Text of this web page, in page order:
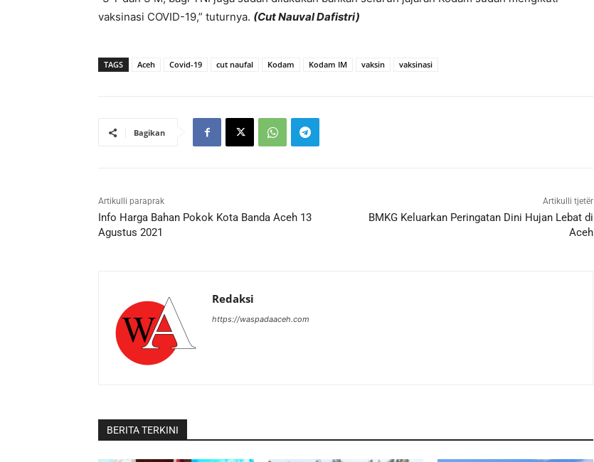
vaksinasi COVID-19,” tuturnya. (Cut Nauval Dafistri)
TAGS Aceh Covid-19 cut naufal Kodam Kodam IM vaksin vaksinasi
Bagikan
Artikulli paraprak
Info Harga Bahan Pokok Kota Banda Aceh 13
Agustus 2021
Artikulli tjetër
BMKG Keluarkan Peringatan Dini Hujan Lebat di
Aceh
Redaksi
https://waspadaaceh.com
BERITA TERKINI